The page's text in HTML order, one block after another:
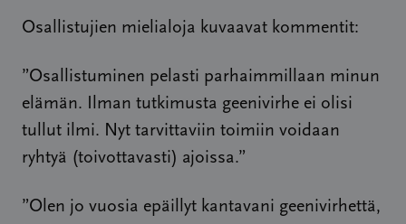
Osallistujien mielialoja kuvaavat kommentit:
”Osallistuminen pelasti parhaimmillaan minun
elämän. Ilman tutkimusta geenivirhe ei olisi
tullut ilmi. Nyt tarvittaviin toimiin voidaan
ryhtyä (toivottavasti) ajoissa.”
”Olen jo vuosia epäillyt kantavani geenivirhettä,